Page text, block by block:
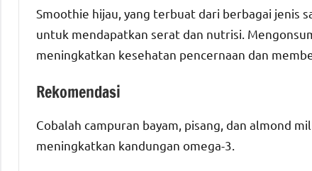
Smoothie hijau, yang terbuat dari berbagai jenis
untuk mendapatkan serat dan nutrisi.
meningkatkan kesehatan pencernaan dan
Rekomendasi
Cobalah campuran bayam, pisang, dan almond
meningkatkan kandungan omega-3.